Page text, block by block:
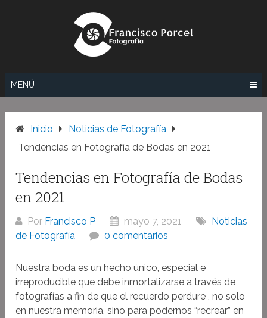
MENÚ
Inicio
Noticias de Fotografía
Tendencias en Fotografía de Bodas en 2021
Tendencias en Fotografía de Bodas
en 2021
Por Francisco P mayo 7, 2021
Noticias
de Fotografía
0 comentarios
Nuestra boda es un hecho único, especial e
irreproducible que debe inmortalizarse a través de
fotografías a fin de que el recuerdo perdure , no solo
en nuestra memoria, sino para podernos “recrear” en